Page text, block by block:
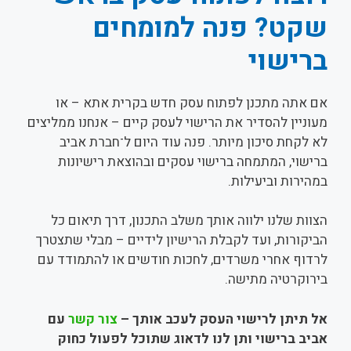
שקט? פנה למומחים
ברישוי
אם אתה מתכנן לפתוח עסק חדש בקרית אתא – או
מעוניין להסדיר את הרישוי לעסק קיים – אנחנו ממליצים
לא לקחת סיכון מיותר. פנה עוד היום ל־חברת אביב
ברישוי, המתמחה ברישוי עסקים ובהוצאת רישיונות
במהירות וביעילות.
הצוות שלנו ילווה אותך משלב התכנון, דרך תיאום כל
הביקורות, ועד לקבלת הרישיון לידיים – מבלי שתצטרך
לרדוף אחרי משרדים, לחכות חודשים או להתמודד עם
בירוקרטיה מתישה.
אל תיתן לרישוי העסק לעכב אותך – צור קשר עם
אביב ברישוי ותן לנו לדאוג שתוכל לפעול כחוק